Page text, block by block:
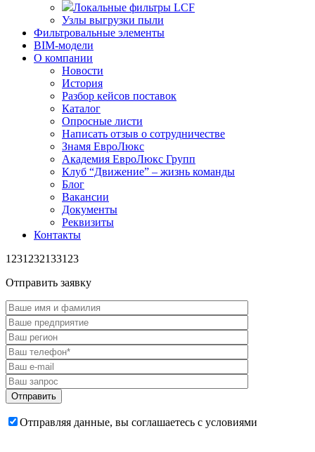
Локальные фильтры LCF
Узлы выгрузки пыли
Фильтровальные элементы
BIM-модели
О компании
Новости
История
Разбор кейсов поставок
Каталог
Опросные листи
Написать отзыв о сотрудничестве
Знамя ЕвроЛюкс
Академия ЕвроЛюкс Групп
Клуб “Движение” – жизнь команды
Блог
Вакансии
Документы
Реквизиты
Контакты
1231232133123
Отправить заявку
Отправляя данные, вы соглашаетесь с условиями